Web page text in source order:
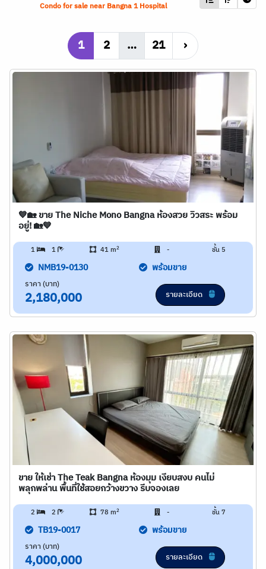
Condo for sale near Bangna 1 Hospital
1 2 … 21 ›
💙🏡 ขาย The Niche Mono Bangna ห้องสวย วิวสระ พร้อม
อยู่! 🏡💙
1 1 41 m2 - ชั้น 5
NMB19-0130 พร้อมขาย
ราคา (บาท)
2,180,000 รายละเอียด
ขาย ให้เช่า The Teak Bangna ห้องมุม เงียบสงบ คนไม่
พลุกพล่าน พื้นที่ใช้สอยกว้างขวาง รีบจองเลย
2 2 78 m2 - ชั้น 7
TB19-0017 พร้อมขาย
ราคา (บาท)
4,000,000 รายละเอียด